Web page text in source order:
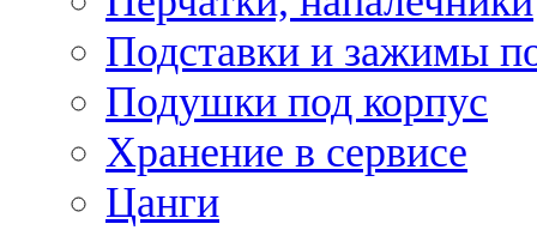
Подставки и зажимы
Подушки под корпус
Хранение в сервисе
Цанги